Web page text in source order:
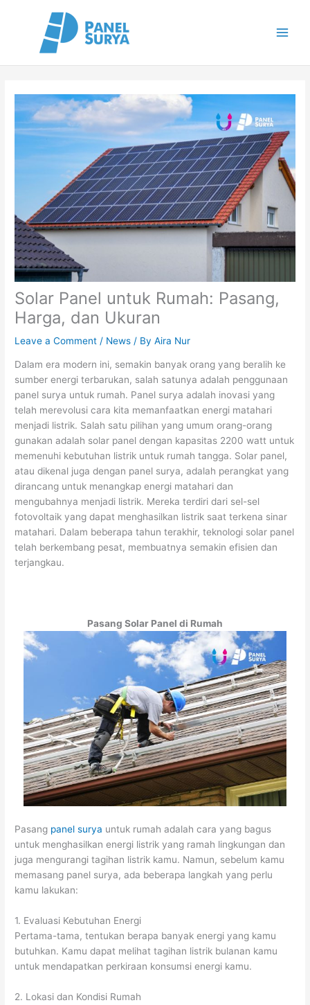
Solar Panel untuk Rumah: Pasang,
Harga, dan Ukuran
Leave a Comment / News / ByAira Nur
Dalam era modern ini, semakin banyak orang yang beralih ke
sumber energi terbarukan, salah satunya adalah penggunaan
panel surya untuk rumah. Panel surya adalah inovasi yang
telah merevolusi cara kita memanfaatkan energi matahari
menjadi listrik. Salah satu pilihan yang umum orang-orang
gunakan adalah solar panel dengan kapasitas 2200 watt untuk
memenuhi kebutuhan listrik untuk rumah tangga. Solar panel,
atau dikenal juga dengan panel surya, adalah perangkat yang
dirancang untuk menangkap energi matahari dan
mengubahnya menjadi listrik. Mereka terdiri dari sel-sel
fotovoltaik yang dapat menghasilkan listrik saat terkena sinar
matahari. Dalam beberapa tahun terakhir, teknologi solar panel
telah berkembang pesat, membuatnya semakin efisien dan
terjangkau.
Pasang Solar Panel di Rumah
Pasang panel surya untuk rumah adalah cara yang bagus
untuk menghasilkan energi listrik yang ramah lingkungan dan
juga mengurangi tagihan listrik kamu. Namun, sebelum kamu
memasang panel surya, ada beberapa langkah yang perlu
kamu lakukan:
1. Evaluasi Kebutuhan Energi
Pertama-tama, tentukan berapa banyak energi yang kamu
butuhkan. Kamu dapat melihat tagihan listrik bulanan kamu
untuk mendapatkan perkiraan konsumsi energi kamu.
2. Lokasi dan Kondisi Rumah